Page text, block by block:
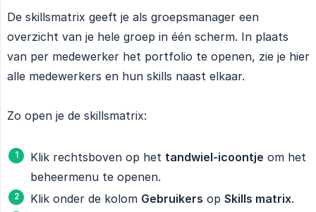
De skillsmatrix geeft je als groepsmanager een
overzicht van je hele groep in één scherm. In plaats
van per medewerker het portfolio te openen, zie je hier
alle medewerkers en hun skills naast elkaar.
Zo open je de skillsmatrix:
Klik rechtsboven op het tandwiel-icoontje om het
beheermenu te openen.
Klik onder de kolom Gebruikers op Skills matrix.